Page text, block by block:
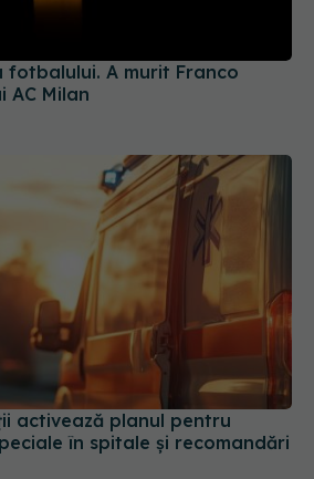
fotbalului. A murit Franco
AC Milan
activează planul pentru
în spitale și recomandări